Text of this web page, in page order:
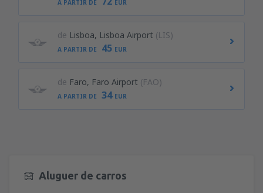
A PARTIR DE EUR
de Lisboa, Lisboa Airport (LIS)
A PARTIR DE 45 EUR
de Faro, Faro Airport (FAO)
A PARTIR DE 34 EUR
Aluguer de carros